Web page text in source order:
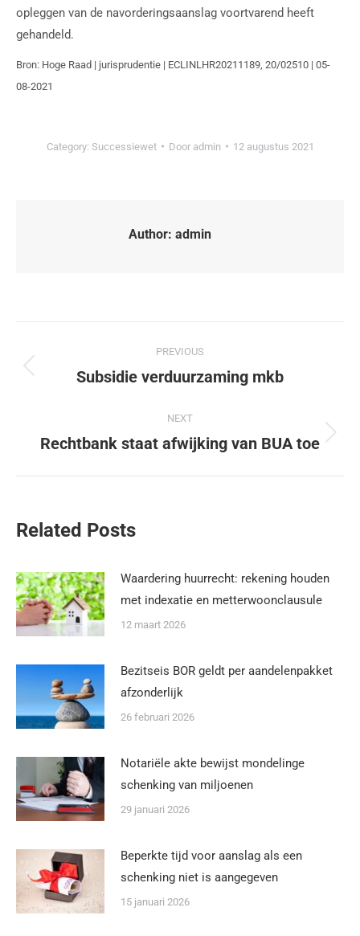
opleggen van de navorderingsaanslag voortvarend heeft
gehandeld.
Bron: Hoge Raad | jurisprudentie | ECLINLHR20211189, 20/02510 | 05-
08-2021
Category: Successiewet Door admin 12 augustus 2021
Author: admin
PREVIOUS
Subsidie verduurzaming mkb
NEXT
Rechtbank staat afwijking van BUA toe
Related Posts
Waardering huurrecht: rekening houden
met indexatie en metterwoonclausule
12 maart 2026
Bezitseis BOR geldt per aandelenpakket
afzonderlijk
26 februari 2026
Notariële akte bewijst mondelinge
schenking van miljoenen
29 januari 2026
Beperkte tijd voor aanslag als een
schenking niet is aangegeven
15 januari 2026